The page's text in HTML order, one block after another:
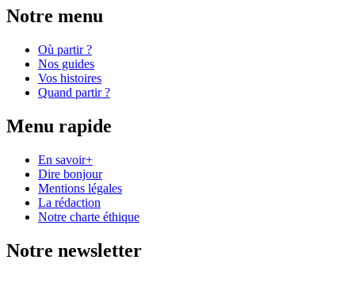
Notre menu
Où partir ?
Nos guides
Vos histoires
Quand partir ?
Menu rapide
En savoir+
Dire bonjour
Mentions légales
La rédaction
Notre charte éthique
Notre newsletter